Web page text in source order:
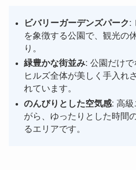
ビバリーガーデンズパーク:
を象徴する公園で、観光の
り。
緑豊かな街並み: 公園だけ
ヒルズ全体が美しく手入れ
れています。
のんびりとした空気感: 高
がら、ゆったりとした時間
るエリアです。